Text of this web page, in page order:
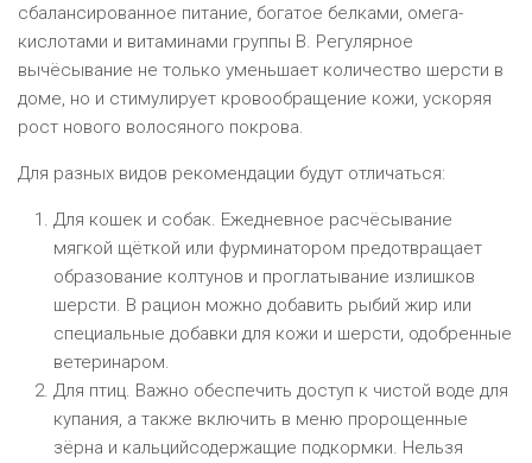
сбалансированное питание, богатое белками, омега-
кислотами и витаминами группы B. Регулярное
вычёсывание не только уменьшает количество шерсти в
доме, но и стимулирует кровообращение кожи, ускоряя
рост нового волосяного покрова.
Для разных видов рекомендации будут отличаться:
Для кошек и собак. Ежедневное расчёсывание
мягкой щёткой или фурминатором предотвращает
образование колтунов и проглатывание излишков
шерсти. В рацион можно добавить рыбий жир или
специальные добавки для кожи и шерсти, одобренные
ветеринаром.
Для птиц. Важно обеспечить доступ к чистой воде для
купания, а также включить в меню пророщенные
зёрна и кальцийсодержащие подкормки. Нельзя